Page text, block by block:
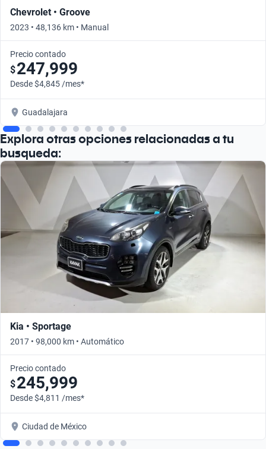
Chevrolet • Groove
2023 • 48,136 km • Manual
Precio contado
$247,999
Desde $4,845 /mes*
Guadalajara
Explora otras opciones relacionadas a tu
busqueda:
Kia • Sportage
2017 • 98,000 km • Automático
Precio contado
$245,999
Desde $4,811 /mes*
Ciudad de México